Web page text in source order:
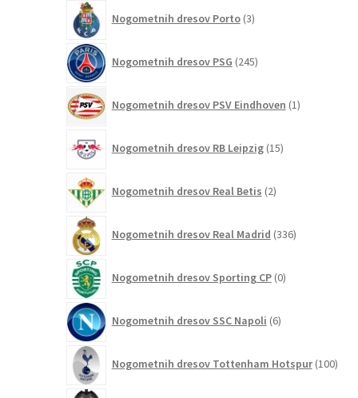
Nogometnih dresov Porto 3izdelki
Nogometnih dresov PSG 245izdelkov
Nogometnih dresov PSV Eindhoven 1izdelek
Nogometnih dresov RB Leipzig 15izdelkov
Nogometnih dresov Real Betis 2izdelka
Nogometnih dresov Real Madrid 336izdelkov
Nogometnih dresov Sporting CP 0izdelkov
Nogometnih dresov SSC Napoli 6izdelkov
Nogometnih dresov Tottenham Hotspur 100